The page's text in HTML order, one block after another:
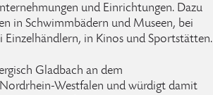
und Einrichtungen. Dazu
in Schwimmbädern und Museen, bei
Einzelhändlern, in Kinos und Sportstätten.
Gladbach an dem
Westfalen und würdigt damit